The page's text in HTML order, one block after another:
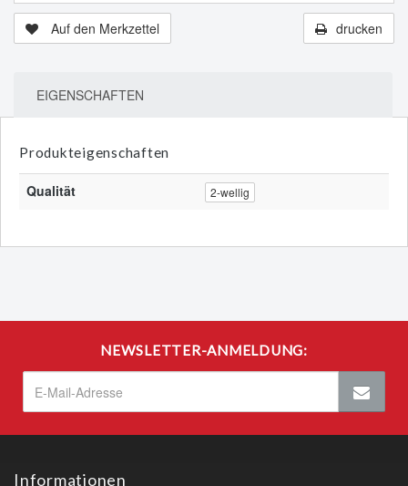
Auf den Merkzettel drucken
EIGENSCHAFTEN
Produkteigenschaften
Qualität 2-wellig
NEWSLETTER-ANMELDUNG:
Informationen